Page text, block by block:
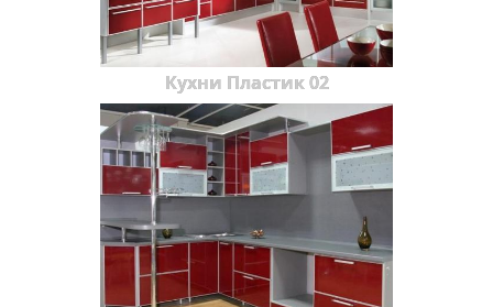
Кухни Пластик 02